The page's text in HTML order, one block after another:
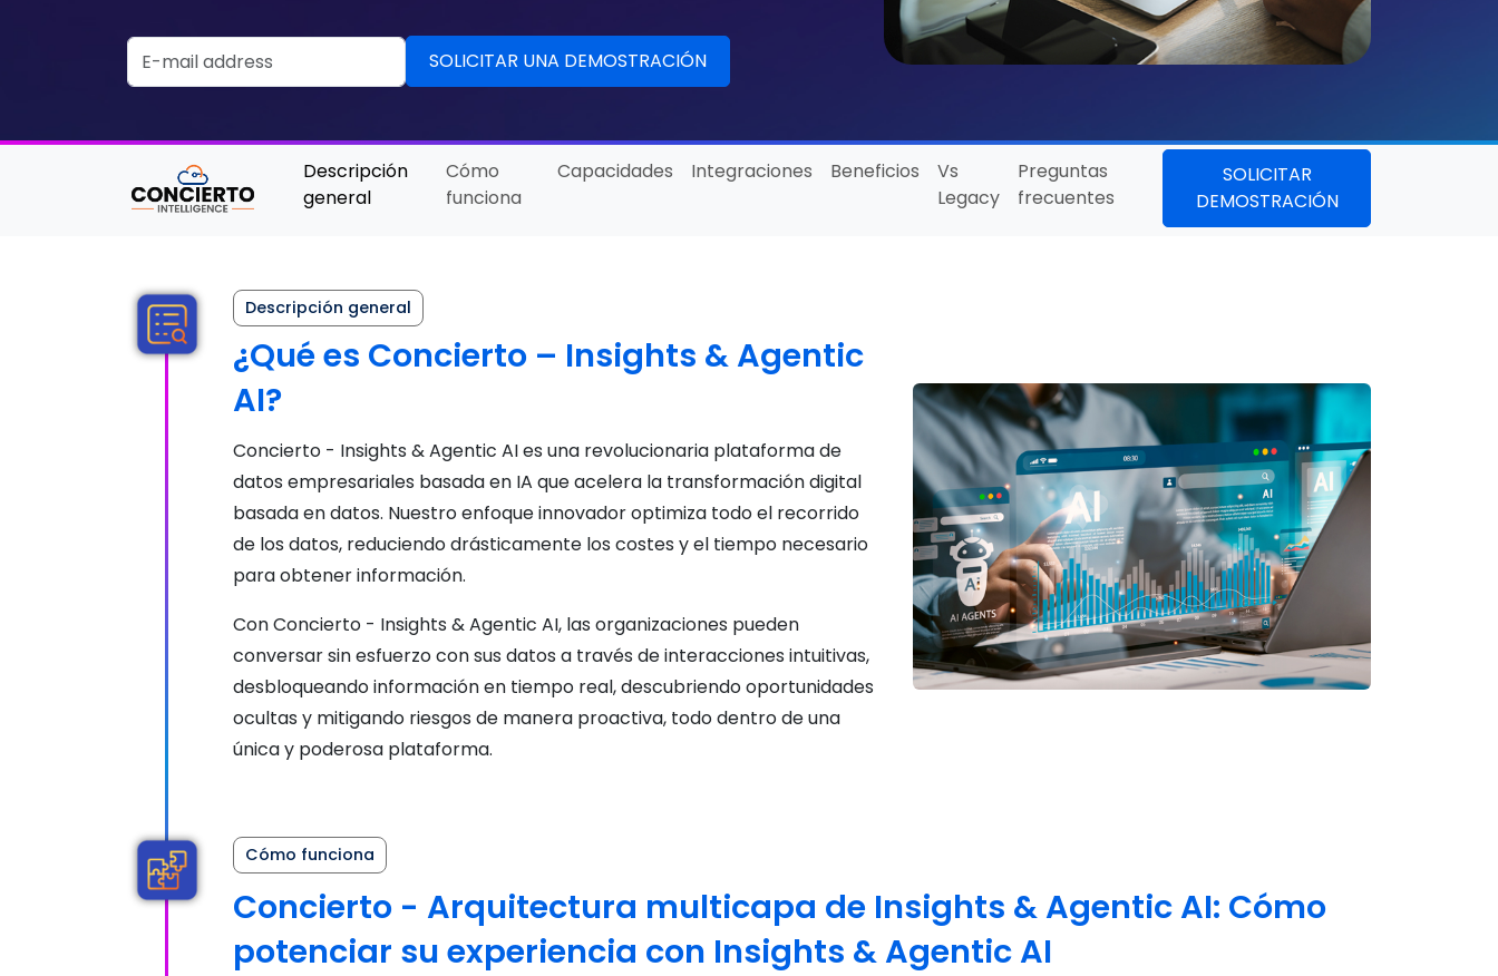
SOLICITAR UNA DEMOSTRACIÓN
Email Address
Descripción
general
Cómo
funciona
Capacidades Integraciones Beneficios
Vs
Legacy
Preguntas
frecuentes
SOLICITAR
DEMOSTRACIÓN
Descripción general
¿Qué es Concierto – Insights & Agentic
AI?
Concierto - Insights & Agentic AI es una revolucionaria plataforma de
datos empresariales basada en IA que acelera la transformación digital
basada en datos. Nuestro enfoque innovador optimiza todo el recorrido
de los datos, reduciendo drásticamente los costes y el tiempo necesario
para obtener información.
Con Concierto - Insights & Agentic AI, las organizaciones pueden
conversar sin esfuerzo con sus datos a través de interacciones intuitivas,
desbloqueando información en tiempo real, descubriendo oportunidades
ocultas y mitigando riesgos de manera proactiva, todo dentro de una
única y poderosa plataforma.
Cómo funciona
Concierto - Arquitectura multicapa de Insights & Agentic AI: Cómo
potenciar su experiencia con Insights & Agentic AI